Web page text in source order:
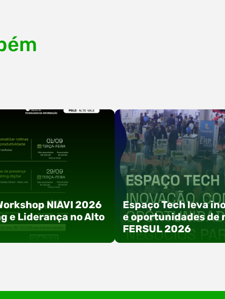
NIAVI 2026
e Liderança no Alto
Espaço Tech leva
e oportunidades de
FERSUL 2026